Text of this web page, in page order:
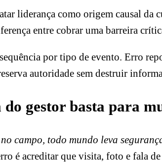
liderança como origem causal da
entre cobrar uma barreira
por tipo de evento. Erro
autoridade sem destruir
do gestor basta para
campo, todo mundo leva
é acreditar que visita, foto e fala